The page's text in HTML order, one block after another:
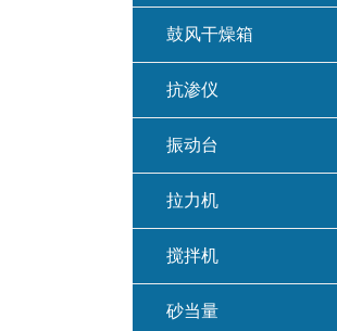
鼓风干燥箱
抗渗仪
振动台
拉力机
搅拌机
砂当量